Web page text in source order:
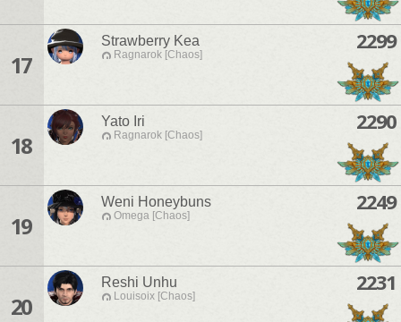
17
Strawberry Kea
Ragnarok [Chaos]
2299
18
Yato Iri
Ragnarok [Chaos]
2290
19
Weni Honeybuns
Omega [Chaos]
2249
20
Reshi Unhu
Louisoix [Chaos]
2231